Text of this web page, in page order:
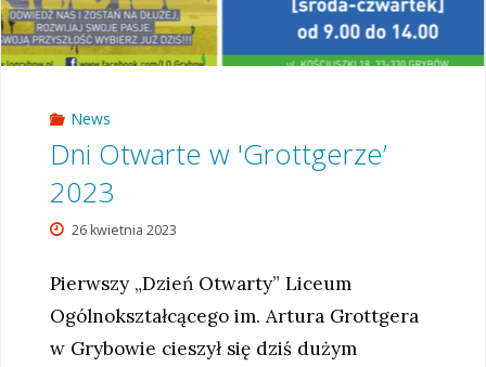
News
Dni Otwarte w 'Grottgerze’
2023
26 kwietnia 2023
Pierwszy „Dzień Otwarty” Liceum
Ogólnokształcącego im. Artura Grottgera
w Grybowie cieszył się dziś dużym